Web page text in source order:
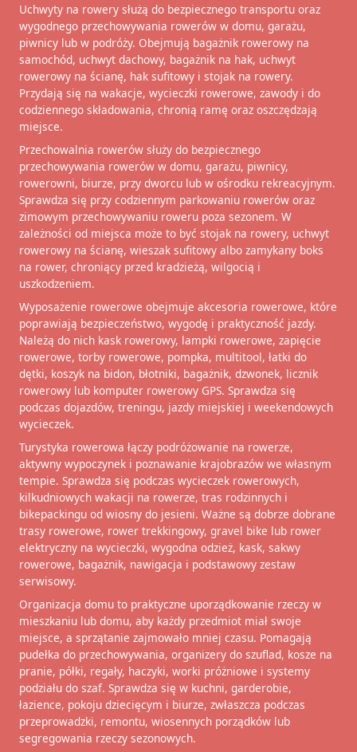
Uchwyty na rowery służą do bezpiecznego transportu oraz
wygodnego przechowywania rowerów w domu, garażu,
piwnicy lub w podróży. Obejmują bagażnik rowerowy na
samochód, uchwyt dachowy, bagażnik na hak, uchwyt
rowerowy na ścianę, hak sufitowy i stojak na rowery.
Przydają się na wakacje, wycieczki rowerowe, zawody i do
codziennego składowania, chronią ramę oraz oszczędzają
miejsce.
Przechowalnia rowerów służy do bezpiecznego
przechowywania rowerów w domu, garażu, piwnicy,
rowerowni, biurze, przy dworcu lub w ośrodku rekreacyjnym.
Sprawdza się przy codziennym parkowaniu rowerów oraz
zimowym przechowywaniu roweru poza sezonem. W
zależności od miejsca może to być stojak na rowery, uchwyt
rowerowy na ścianę, wieszak sufitowy albo zamykany boks
na rower, chroniący przed kradzieżą, wilgocią i
uszkodzeniem.
Wyposażenie rowerowe obejmuje akcesoria rowerowe, które
poprawiają bezpieczeństwo, wygodę i praktyczność jazdy.
Należą do nich kask rowerowy, lampki rowerowe, zapięcie
rowerowe, torby rowerowe, pompka, multitool, łatki do
dętki, koszyk na bidon, błotniki, bagażnik, dzwonek, licznik
rowerowy lub komputer rowerowy GPS. Sprawdza się
podczas dojazdów, treningu, jazdy miejskiej i weekendowych
wycieczek.
Turystyka rowerowa łączy podróżowanie na rowerze,
aktywny wypoczynek i poznawanie krajobrazów we własnym
tempie. Sprawdza się podczas wycieczek rowerowych,
kilkudniowych wakacji na rowerze, tras rodzinnych i
bikepackingu od wiosny do jesieni. Ważne są dobrze dobrane
trasy rowerowe, rower trekkingowy, gravel bike lub rower
elektryczny na wycieczki, wygodna odzież, kask, sakwy
rowerowe, bagażnik, nawigacja i podstawowy zestaw
serwisowy.
Organizacja domu to praktyczne uporządkowanie rzeczy w
mieszkaniu lub domu, aby każdy przedmiot miał swoje
miejsce, a sprzątanie zajmowało mniej czasu. Pomagają
pudełka do przechowywania, organizery do szuflad, kosze na
pranie, półki, regały, haczyki, worki próżniowe i systemy
podziału do szaf. Sprawdza się w kuchni, garderobie,
łazience, pokoju dziecięcym i biurze, zwłaszcza podczas
przeprowadzki, remontu, wiosennych porządków lub
segregowania rzeczy sezonowych.